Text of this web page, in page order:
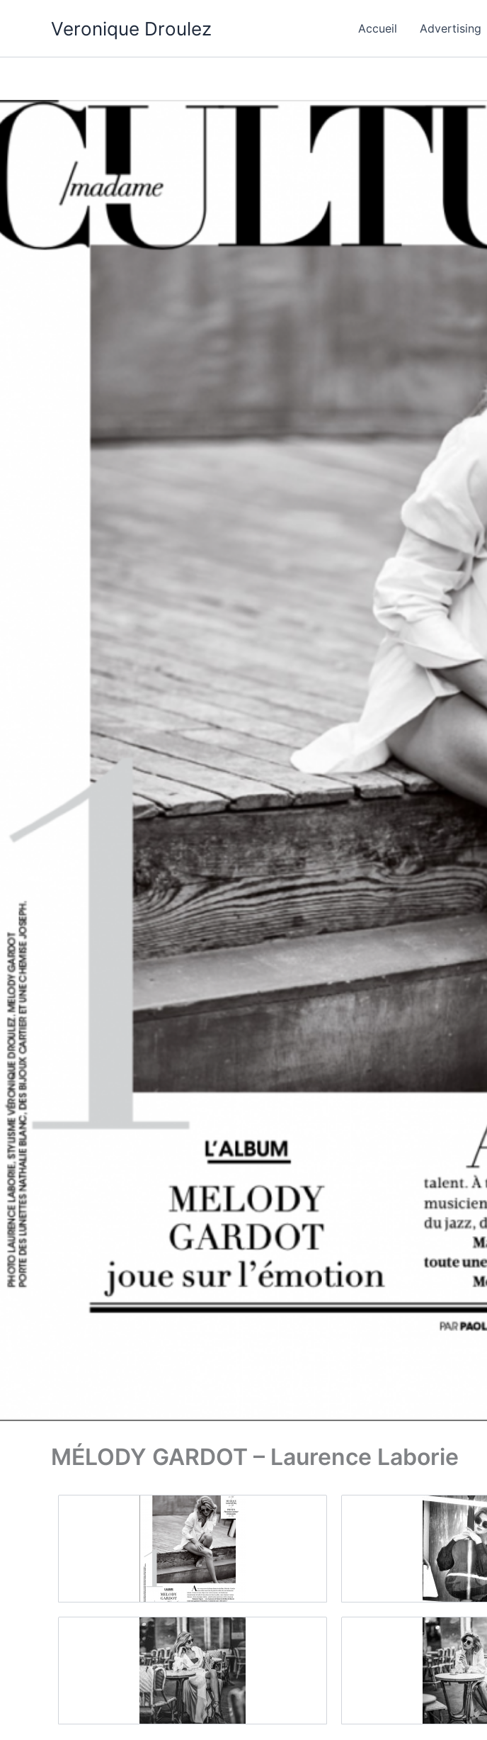
Veronique Droulez Accueil Advertising
MÉLODY GARDOT – Laurence Laborie